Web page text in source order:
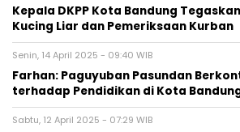
Kepala DKPP Kota Bandung
Kucing Liar dan Pemeriksaan Kurban
Senin, 14 April 2025 - 09:40 WIB
Farhan: Paguyuban Pasundan
terhadap Pendidikan di Kota
Sabtu, 12 April 2025 - 07:29 WIB